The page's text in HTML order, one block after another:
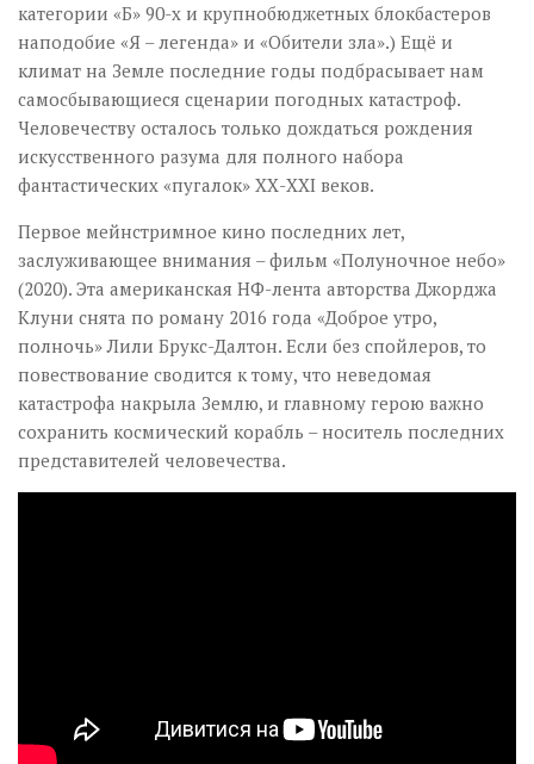
категории «Б» 90-х и крупнобюджетных блокбастеров
наподобие «Я – легенда» и «Обители зла».) Ещё и
климат на Земле последние годы подбрасывает нам
самосбывающиеся сценарии погодных катастроф.
Человечеству осталось только дождаться рождения
искусственного разума для полного набора
фантастических «пугалок» ХХ-ХХI веков.
Первое мейнстримное кино последних лет,
заслуживающее внимания – фильм «Полуночное небо»
(2020). Эта американская НФ-лента авторства Джорджа
Клуни снята по роману 2016 года «Доброе утро,
полночь» Лили Брукс-Далтон. Если без спойлеров, то
повествование сводится к тому, что неведомая
катастрофа накрыла Землю, и главному герою важно
сохранить космический корабль – носитель последних
представителей человечества.